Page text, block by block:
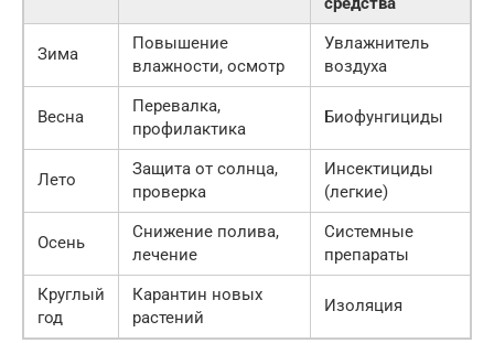
Зима
Повышение
влажности, осмотр
Увлажнитель
воздуха
Весна
Перевалка,
профилактика
Биофунгициды
Лето
Защита от солнца,
проверка
Инсектициды
(легкие)
Осень
Снижение полива,
лечение
Системные
препараты
Круглый
год
Карантин новых
растений
Изоляция